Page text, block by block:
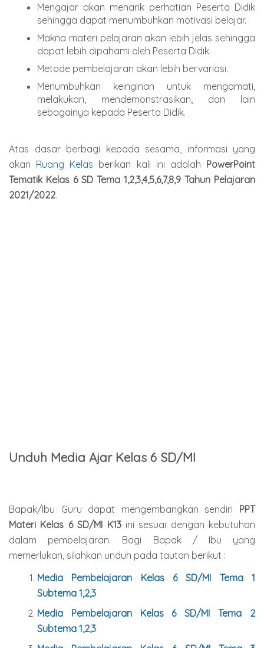
Mengajar akan menarik perhatian Peserta Didik
sehingga dapat menumbuhkan motivasi belajar.
Makna materi pelajaran akan lebih jelas sehingga
dapat lebih dipahami oleh Peserta Didik.
Metode pembelajaran akan lebih bervariasi.
Menumbuhkan keinginan untuk mengamati,
melakukan, mendemonstrasikan, dan lain
sebagainya kepada Peserta Didik.
Atas dasar berbagi kepada sesama, informasi yang
akan Ruang Kelas berikan kali ini adalah PowerPoint
Tematik Kelas 6 SD Tema 1,2,3,4,5,6,7,8,9 Tahun Pelajaran
2021/2022.
Unduh Media Ajar Kelas 6 SD/MI
Bapak/Ibu Guru dapat mengembangkan sendiri PPT
Materi Kelas 6 SD/MI K13ini sesuai dengan kebutuhan
dalam pembelajaran. Bagi Bapak / Ibu yang
memerlukan, silahkan unduh pada tautan berikut :
Media Pembelajaran Kelas 6 SD/MI Tema 1
Subtema 1,2,3
Media Pembelajaran Kelas 6 SD/MI Tema 2
Subtema 1,2,3